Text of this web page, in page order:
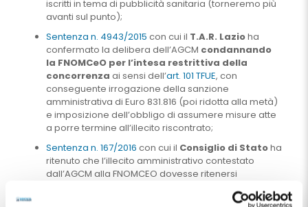
iscritti in tema di pubblicità sanitaria (torneremo più
avanti sul punto);
Sentenza n. 4943/2015 con cui il T.A.R. Lazioha
confermato la delibera dell’AGCM condannando
la FNOMCeO per l’intesa restrittiva della
concorrenza ai sensi dell’art. 101 TFUE, con
conseguente irrogazione della sanzione
amministrativa di Euro 831.816 (poi ridotta alla metà)
e imposizione dell’obbligo di assumere misure atte
a porre termine all’illecito riscontrato;
Sentenza n. 167/2016 con cui il Consiglio di Statoha
ritenuto che l’illecito amministrativo contestato
dall’AGCM alla FNOMCEO dovesse ritenersi
quinquennale dalla commissione dell’illecito.